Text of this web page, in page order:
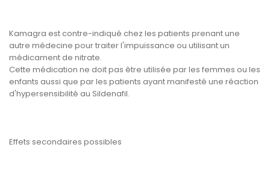
Kamagra est contre-indiqué chez les patients prenant une
autre médecine pour traiter l'impuissance ou utilisant un
médicament de nitrate.
Cette médication ne doit pas être utilisée par les femmes ou les
enfants aussi que par les patients ayant manifesté une réaction
d'hypersensibilité au Sildenafil.
Effets secondaires possibles